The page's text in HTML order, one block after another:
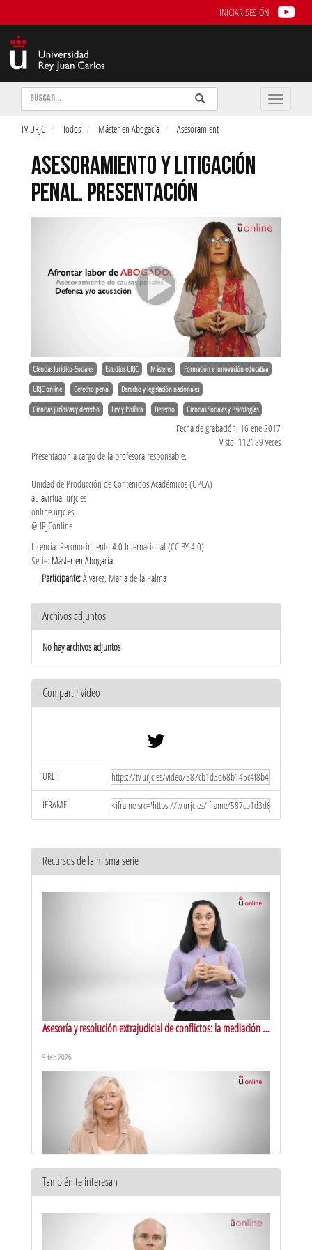
INICIAR SESIÓN
Buscar Enviar
Buscar
Toggle
TV URJC Todos Máster en Abogacía Asesoramient
ASESORAMIENTO Y LITIGACIÓN
PENAL. PRESENTACIÓN
Ciencias Jurídico-Sociales Estudios URJC Másteres Formación e Innovación educativa
URJC online Derecho penal Derecho y legislación nacionales
Ciencias jurídicas y derecho Ley y Política Derecho Ciencias Sociales y Psicologías
Fecha de grabación: 16 ene 2017
Visto: 112189 veces
Presentación a cargo de la profesora responsable.
Unidad de Producción de Contenidos Académicos (UPCA)
aulavirtual.urjc.es
online.urjc.es
@URJConline
Licencia: Reconocimiento 4.0 Internacional (CC BY 4.0)
Serie: Máster en Abogacía
Participante:Álvarez, Maria de la Palma
Archivos adjuntos
No hay archivos adjuntos
Compartir vídeo
URL:
IFRAME:
Recursos de la misma serie
Asesoría y resolución extrajudicial de conflictos: la mediación y
9 feb 2026
También te interesan